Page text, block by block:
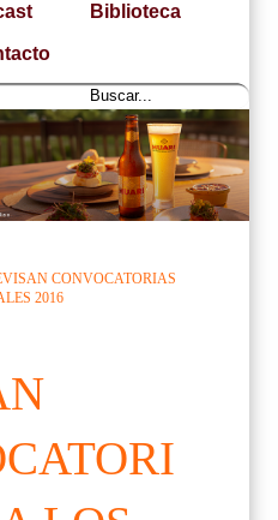
Biblioteca
CONVOCATORIAS
2016